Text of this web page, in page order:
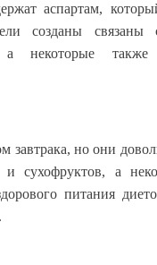
аспартам,
созданы связаны
некоторые также
завтрака, но они
и сухофруктов, а
питания